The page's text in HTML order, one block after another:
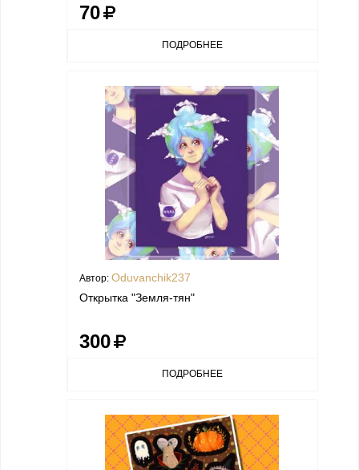
70
ПОДРОБНЕЕ
Автор: Oduvanchik237
Открытка "Земля-тян"
300
ПОДРОБНЕЕ